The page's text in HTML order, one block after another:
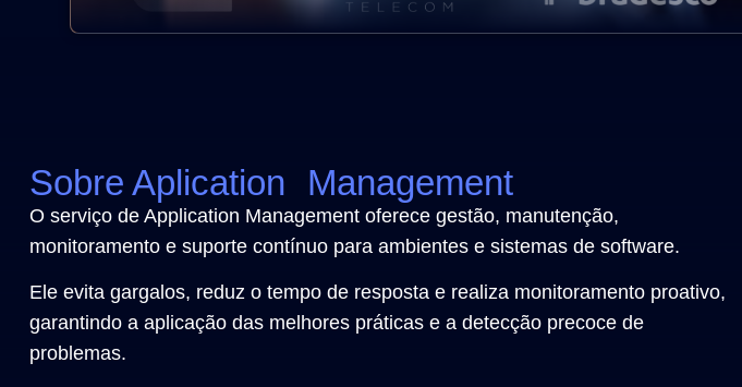
Sobre Aplication Management
O serviço de Application Management oferece gestão, manutenção,
monitoramento e suporte contínuo para ambientes e sistemas de software.
Ele evita gargalos, reduz o tempo de resposta e realiza monitoramento proativo,
garantindo a aplicação das melhores práticas e a detecção precoce de
problemas.